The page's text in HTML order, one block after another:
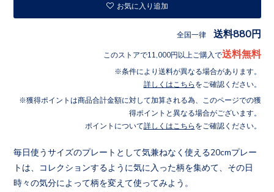
お気に入り追加
全国一律 送料880円
このストアで11,000円以上ご購入で送料無料
条件により送料が異なる場合があります。
詳しくはこちら をご確認ください。
獲得ポイントは商品合計金額に対して加算される為、このページでの獲
得ポイントと異なる場合がございます。
ポイントについて詳しくはこちら をご確認ください。
毎日使うサイズのプレートとして気兼ねなく使える20cmプレー
トは、コレクションするように気に入った柄を集めて、その日
時々の気分によって柄を変えて使ってみよう。